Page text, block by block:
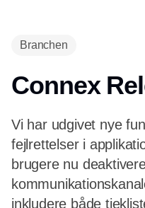
Branchen
Connex
Vi har udgivet nye
fejlrettelser i
brugere nu
inkludere både